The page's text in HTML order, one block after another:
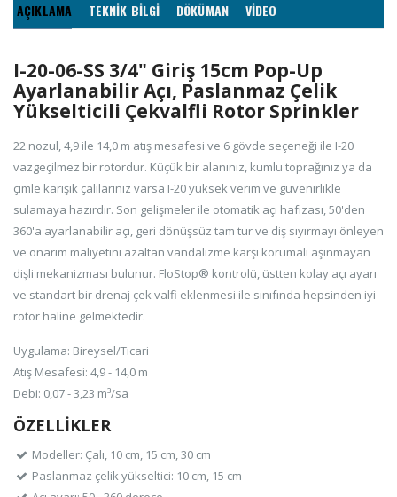
AÇIKLAMA TEKNİK BİLGİ DÖKÜMAN VİDEO
I-20-06-SS 3/4" Giriş 15cm Pop-Up
Ayarlanabilir Açı, Paslanmaz Çelik
Yükselticili Çekvalfli Rotor Sprinkler
22 nozul, 4,9 ile 14,0 m atış mesafesi ve 6 gövde seçeneği ile I-20
vazgeçilmez bir rotordur. Küçük bir alanınız, kumlu toprağınız ya da
çimle karışık çalılarınız varsa I-20 yüksek verim ve güvenirlikle
sulamaya hazırdır. Son gelişmeler ile otomatik açı hafızası, 50'den
360'a ayarlanabilir açı, geri dönüşsüz tam tur ve diş sıyırmayı önleyen
ve onarım maliyetini azaltan vandalizme karşı korumalı aşınmayan
dişli mekanizması bulunur. FloStop® kontrolü, üstten kolay açı ayarı
ve standart bir drenaj çek valfi eklenmesi ile sınıfında hepsinden iyi
rotor haline gelmektedir.
Uygulama: Bireysel/Ticari
Atış Mesafesi: 4,9 - 14,0 m
Debi: 0,07 - 3,23 m³/sa
ÖZELLİKLER
Modeller: Çalı, 10 cm, 15 cm, 30 cm
Paslanmaz çelik yükseltici: 10 cm, 15 cm